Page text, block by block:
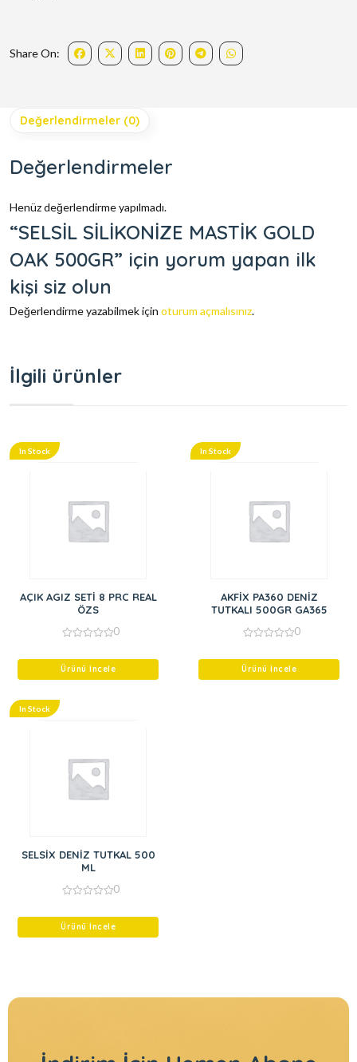
Share On:
Değerlendirmeler (0)
Değerlendirmeler
Henüz değerlendirme yapılmadı.
“SELSİL SİLİKONİZE MASTİK GOLD
OAK 500GR” için yorum yapan ilk
kişi siz olun
Değerlendirme yazabilmek için oturum açmalısınız.
İlgili ürünler
In Stock
AÇIK AGIZ SETİ 8 PRC REAL
ÖZS
of
0
Ürünü İncele
In Stock
AKFİX PA360 DENİZ
TUTKALI 500GR GA365
of
0
Ürünü İncele
In Stock
SELSİX DENİZ TUTKAL 500
ML
of
0
Ürünü İncele